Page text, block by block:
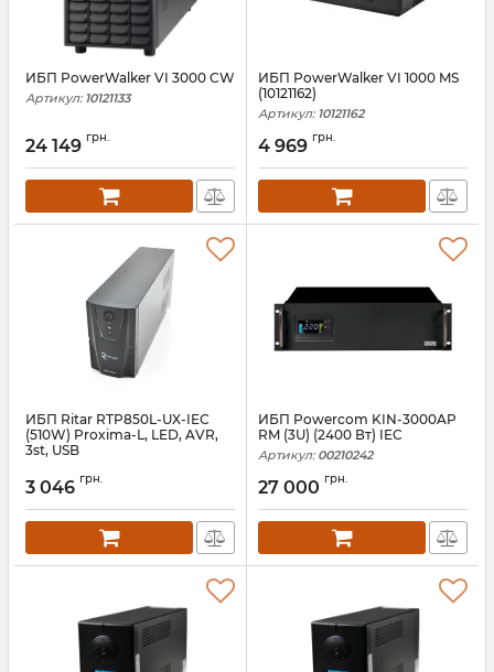
ИБП PowerWalker VI 3000 CW
Артикул: 10121133
24 149 грн.
ИБП PowerWalker VI 1000 MS
(10121162)
Артикул: 10121162
4 969 грн.
ИБП Ritar RTP850L-UX-IEC
(510W) Proxima-L, LED, AVR,
3st, USB
3 046 грн.
ИБП Powercom KIN-3000AP
RM (3U) (2400 Вт) IEC
Артикул: 00210242
27 000 грн.